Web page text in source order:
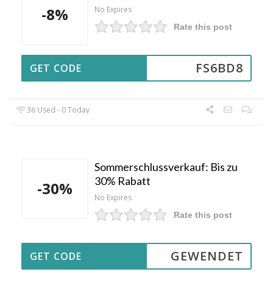
-8% No Expires
Rate this post
FS6BD8
GET CODE
36 Used - 0 Today
-30%
Sommerschlussverkauf: Bis zu
30% Rabatt
No Expires
Rate this post
GEWENDET
GET CODE